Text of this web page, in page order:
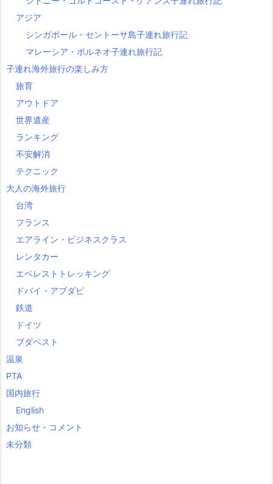
アジア
シンガポール・セントーサ島子連れ旅行記
マレーシア・ボルネオ子連れ旅行記
子連れ海外旅行の楽しみ方
旅育
アウトドア
世界遺産
ランキング
不安解消
テクニック
大人の海外旅行
台湾
フランス
エアライン・ビジネスクラス
レンタカー
エベレストトレッキング
ドバイ・アブダビ
鉄道
ドイツ
ブダペスト
温泉
PTA
国内旅行
English
お知らせ・コメント
未分類